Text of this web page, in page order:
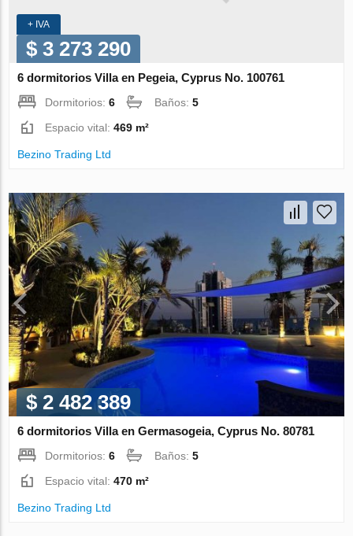
+ IVA
$ 3 273 290
6 dormitorios Villa en Pegeia, Cyprus No. 100761
Dormitorios:6 Baños:5
Espacio vital:469 m²
Bezino Trading Ltd
$ 2 482 389
6 dormitorios Villa en Germasogeia, Cyprus No. 80781
Dormitorios:6 Baños:5
Espacio vital:470 m²
Bezino Trading Ltd